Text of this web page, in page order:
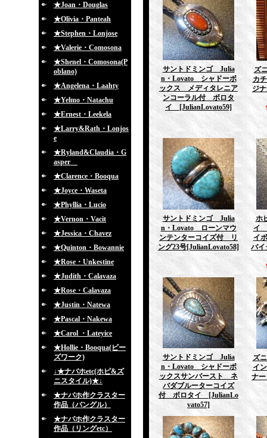
★Joan・Douglas
★Olivia・Panteah
★Stephen・Lonjose
★Valerie・Comosona
★Shenel・Comosona(P
oblano)
★Angelena・Laahty
★Yelmo・Natachu
★Ernest・Leekela
★Larry&Rath・Lonjos
e
★Ryland&Claudia・G
asper
★Clarence・Booqua
★Joyce・Waseta
★Phyllia・Lucio
★Vernon・Vacit
★Jessica・Chavez
★Quinton・Bowannie
★Rose・Unkestine
★Judith・Calavaza
★Rose・Calavaza
★Justin・Natewa
★Pascal・Nakewa
★Carol ・Lateyice
★Hollie・Booqua(ビー
ズワーク)
↓★ナバホetc(ホピ&ズ
ニスタイル)★↓
★ナバホ作クラスター
作品（バングル）
★ナバホ作クラスター
作品（リングetc）
サントドミンゴ Julia
n・Lovato シャドーボ
ックス メディタレニア
ンコーラル付 ボロタ
イ
[JulianLovato59]
ズ
カ
ジ
サントドミンゴ Julia
n・Lovato ローンマウ
ンテンターコイズ付 リ
ング23号[JulianLovato58]
ホ
イ
イ
バ
サントドミンゴ Julia
n・Lovato シャドーボ
ックスサンバースト ネ
バダブルーターコイズ
付 ボロタイ
[JulianLo
vato57]
ズ
イ
ナ